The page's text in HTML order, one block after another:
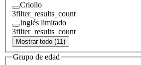
Criollo
3filter_results_count
Inglés limitado
3filter_results_count
Mostrar todo (11)
Grupo de edad